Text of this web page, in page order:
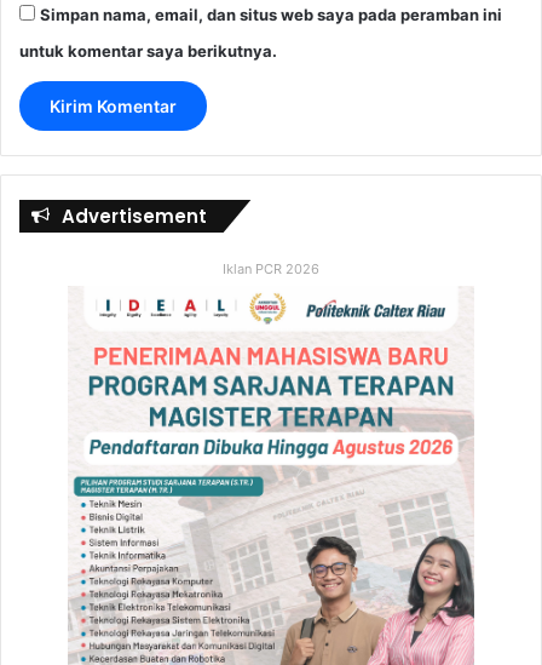
Simpan nama, email, dan situs web saya pada peramban ini
untuk komentar saya berikutnya.
Advertisement
Iklan PCR 2026